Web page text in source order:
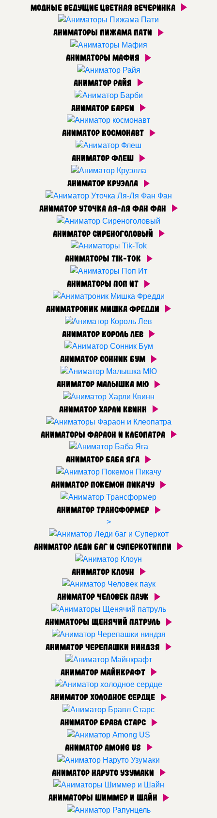
Модные ведущие Цветная вечеринка
Аниматоры Пижама Пати
Аниматоры Мафия
Аниматор Райя
Аниматор Барби
Аниматор космонавт
Аниматор Флеш
Аниматор Круэлла
Аниматор Уточка Ля-Ля Фан Фан
Аниматор Сиреноголовый
Аниматоры Tik-Tok
Аниматоры Поп Ит
Аниматроник Мишка Фредди
Аниматор Король Лев
Аниматор Сонник Бум
Аниматор Малышка МЮ
Аниматор Харли Квинн
Аниматоры Фараон и Клеопатра
Аниматор Баба Яга
Аниматор Покемон Пикачу
Аниматор Трансформер
>
Аниматор Леди баг и Суперкотиппи
Аниматор Клоун
Аниматор Человек паук
Аниматоры Щенячий патруль
Аниматор Черепашки ниндзя
Аниматор Майнкрафт
Аниматор Холодное сердце
Аниматор Бравл Старс
Аниматор Among US
Аниматор Наруто Узумаки
Аниматоры Шиммер и Шайн